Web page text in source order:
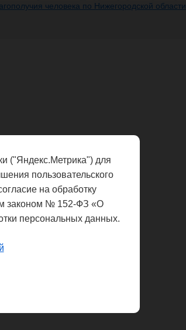
человека по Нижегородской области
("Яндекс.Метрика") для
пользовательского
на обработку
законом № 152-ФЗ «О
персональных данных.